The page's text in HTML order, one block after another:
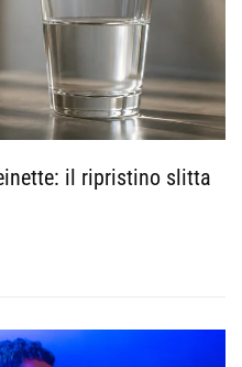
il ripristino slitta